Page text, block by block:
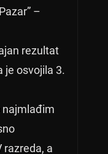
–
rezultat
je osvojila 3.
najmlađim
razreda, a